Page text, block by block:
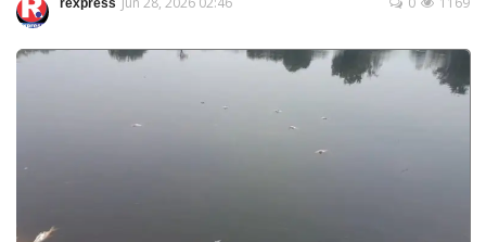
रोजगार समाचार
Covid-19